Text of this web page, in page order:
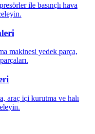
ile basınçlı hava
makinesi yedek parça,
araç içi kurutma ve halı